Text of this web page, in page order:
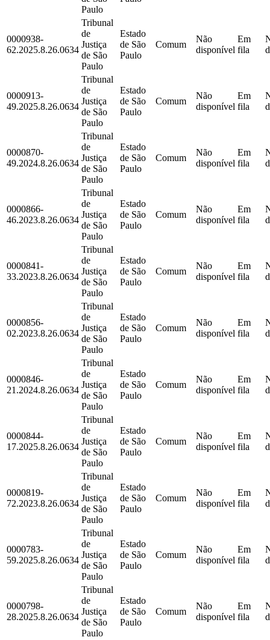
Paulo
0000938-
62.2025.8.26.0634
Tribunal
de
Justiça
de São
Paulo
Estado
de São
Paulo
Comum
Não
disponível
Em
fila
0000913-
49.2025.8.26.0634
Tribunal
de
Justiça
de São
Paulo
Estado
de São
Paulo
Comum
Não
disponível
Em
fila
0000870-
49.2024.8.26.0634
Tribunal
de
Justiça
de São
Paulo
Estado
de São
Paulo
Comum
Não
disponível
Em
fila
0000866-
46.2023.8.26.0634
Tribunal
de
Justiça
de São
Paulo
Estado
de São
Paulo
Comum
Não
disponível
Em
fila
0000841-
33.2023.8.26.0634
Tribunal
de
Justiça
de São
Paulo
Estado
de São
Paulo
Comum
Não
disponível
Em
fila
0000856-
02.2023.8.26.0634
Tribunal
de
Justiça
de São
Paulo
Estado
de São
Paulo
Comum
Não
disponível
Em
fila
0000846-
21.2024.8.26.0634
Tribunal
de
Justiça
de São
Paulo
Estado
de São
Paulo
Comum
Não
disponível
Em
fila
0000844-
17.2025.8.26.0634
Tribunal
de
Justiça
de São
Paulo
Estado
de São
Paulo
Comum
Não
disponível
Em
fila
0000819-
72.2023.8.26.0634
Tribunal
de
Justiça
de São
Paulo
Estado
de São
Paulo
Comum
Não
disponível
Em
fila
0000783-
59.2025.8.26.0634
Tribunal
de
Justiça
de São
Paulo
Estado
de São
Paulo
Comum
Não
disponível
Em
fila
0000798-
28.2025.8.26.0634
Tribunal
de
Justiça
de São
Paulo
Estado
de São
Paulo
Comum
Não
disponível
Em
fila